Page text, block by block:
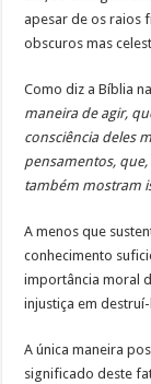
apesar de os raios
obscuros mas
Como diz a Bíblia
maneira de agir,
consciência deles
pensamentos, que,
também mostram
A menos que
conhecimento
importância moral
injustiça em
A única maneira
significado deste